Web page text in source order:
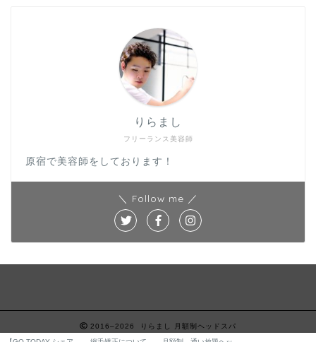
フリーランス美容師
りらまし
原宿で美容師をしております！
＼ Follow me ／
2016–2026 りらまし 月額制ヘッドスパ